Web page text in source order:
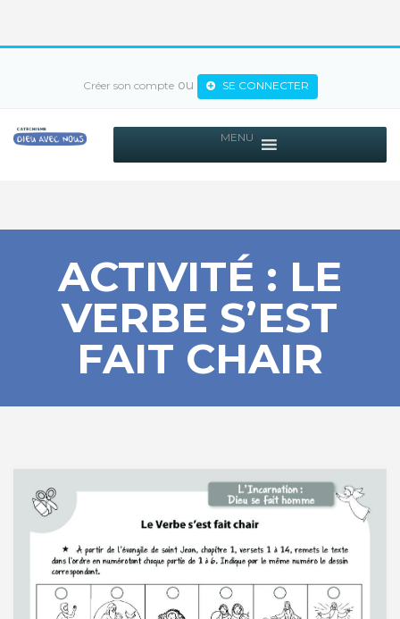
Créer son compte ou SE CONNECTER
MENU
ACTIVITÉ : LE
VERBE S’EST
FAIT CHAIR